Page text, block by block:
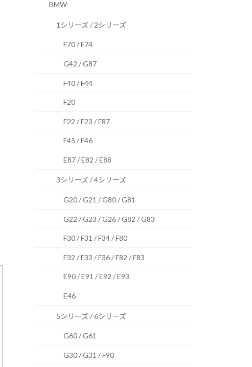
BMW
1シリーズ / 2シリーズ
F70 / F74
G42 / G87
F40 / F44
F20
F22 / F23 / F87
F45 / F46
E87 / E82 / E88
3シリーズ / 4シリーズ
G20 / G21 / G80 / G81
G22 / G23 / G26 / G82 / G83
F30 / F31 / F34 / F80
F32 / F33 / F36 / F82 / F83
E90 / E91 / E92 / E93
E46
5シリーズ / 6シリーズ
G60 / G61
G30 / G31 / F90